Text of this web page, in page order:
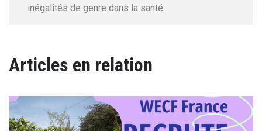
inégalités de genre dans la santé
Articles en relation